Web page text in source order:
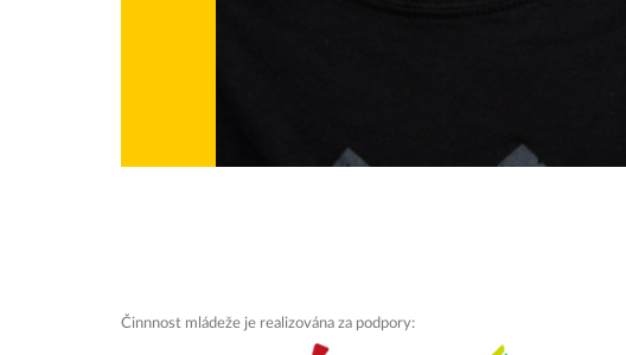
Činnnost mládeže je realizována za podpory: